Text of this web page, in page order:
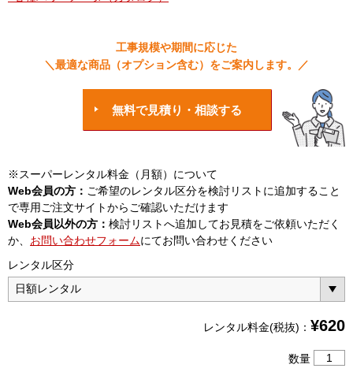
工事規模や期間に応じた
＼最適な商品（オプション含む）をご案内します。／
無料で見積り・相談する
※スーパーレンタル料金（月額）について
Web会員の方： ご希望のレンタル区分を検討リストに追加すること
で専用ご注文サイトからご確認いただけます
Web会員以外の方： 検討リストへ追加してお見積をご依頼いただく
か、 お問い合わせフォームにてお問い合わせください
レンタル区分
レンタル料金(税抜)： ¥620
数量